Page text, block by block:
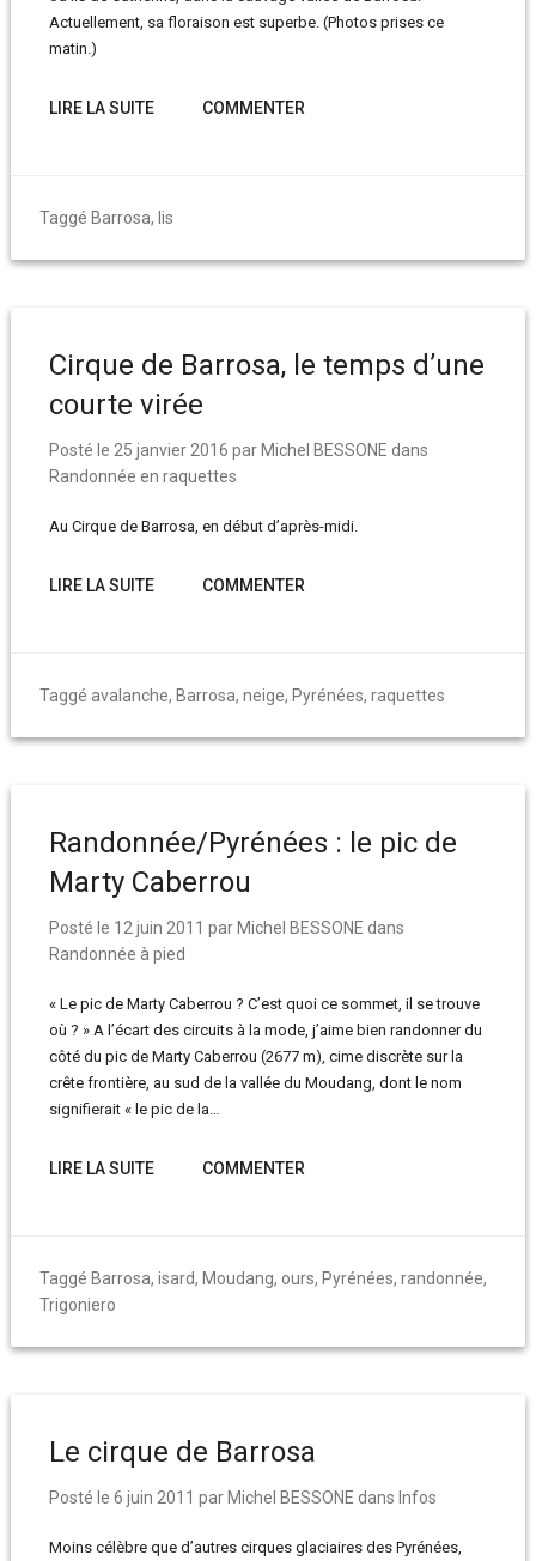
Actuellement, sa floraison est superbe. (Photos prises ce
matin.)
LIRE LA SUITE COMMENTER
Taggé Barrosa, lis
Cirque de Barrosa, le temps d’une
courte virée
Posté le 25 janvier 2016 par Michel BESSONE dans
Randonnée en raquettes
Au Cirque de Barrosa, en début d’après-midi.
LIRE LA SUITE COMMENTER
Taggé avalanche, Barrosa, neige, Pyrénées, raquettes
Randonnée/Pyrénées : le pic de
Marty Caberrou
Posté le 12 juin 2011 par Michel BESSONE dans
Randonnée à pied
« Le pic de Marty Caberrou ? C’est quoi ce sommet, il se trouve
où ? » A l’écart des circuits à la mode, j’aime bien randonner du
côté du pic de Marty Caberrou (2677 m), cime discrète sur la
crête frontière, au sud de la vallée du Moudang, dont le nom
signifierait « le pic de la…
LIRE LA SUITE COMMENTER
Taggé Barrosa, isard, Moudang, ours, Pyrénées, randonnée,
Trigoniero
Le cirque de Barrosa
Posté le 6 juin 2011 par Michel BESSONE dans Infos
Moins célèbre que d’autres cirques glaciaires des Pyrénées,